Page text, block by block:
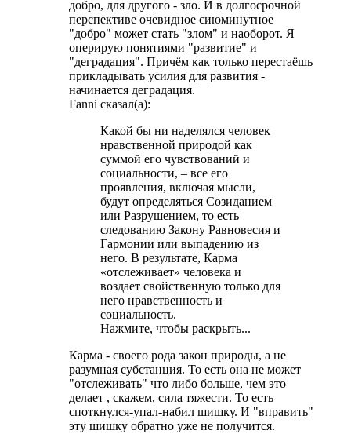
добро, для другого - зло. И в долгосрочной
перспективе очевидное сиюминутное
"добро" может стать "злом" и наоборот. Я
оперирую понятиями "развитие" и
"деградация". Причём как только перестаёшь
прикладывать усилия для развития -
начинается деградация.
Fanni сказал(а):
Какой бы ни наделялся человек
нравственной природой как
суммой его чувствований и
социальности, – все его
проявления, включая мысли,
будут определяться Созиданием
или Разрушением, то есть
следованию Закону Равновесия и
Гармонии или выпадению из
него. В результате, Карма
«отслеживает» человека и
воздает свойственную только для
него нравственность и
социальность.
Нажмите, чтобы раскрыть...
Карма - своего рода закон природы, а не
разумная субстанция. То есть она не может
"отслеживать" что либо больше, чем это
делает , скажем, сила тяжести. То есть
споткнулся-упал-набил шишку. И "вправить"
эту шишку обратно уже не получится.